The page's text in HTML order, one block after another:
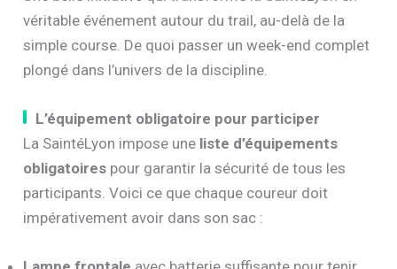
véritable événement autour du trail, au-delà de la
simple course. De quoi passer un week-end complet
plongé dans l’univers de la discipline.
L’équipement obligatoire pour participer
La SaintéLyon impose une liste d’équipements
obligatoires pour garantir la sécurité de tous les
participants. Voici ce que chaque coureur doit
impérativement avoir dans son sac :